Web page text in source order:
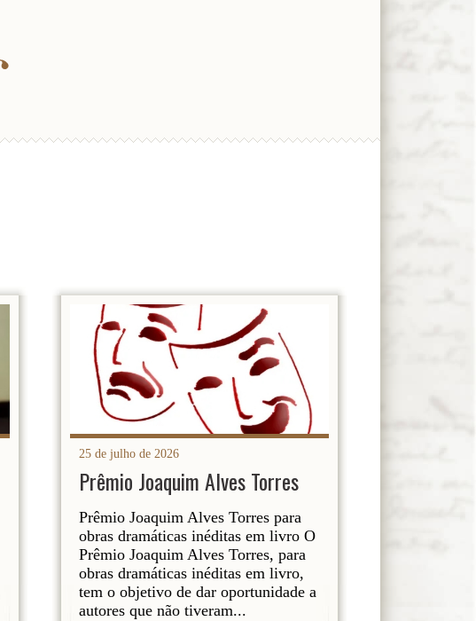
25 de julho de 2026
Prêmio Joaquim Alves Torres
Prêmio Joaquim Alves Torres para
obras dramáticas inéditas em livro O
Prêmio Joaquim Alves Torres, para
obras dramáticas inéditas em livro,
tem o objetivo de dar oportunidade a
autores que não tiveram...